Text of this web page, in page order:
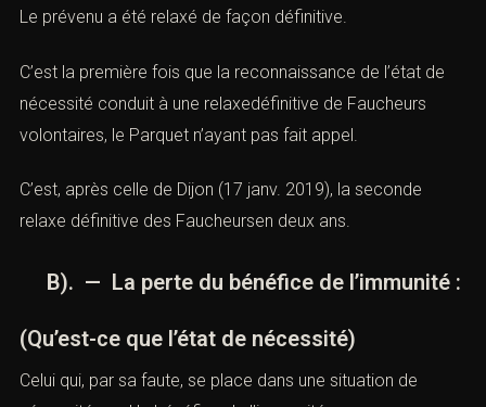
Le prévenu a été relaxé de façon définitive.
C’est la première fois que la reconnaissance de l’état de
nécessité conduit à une relaxedéfinitive de Faucheurs
volontaires, le Parquet n’ayant pas fait appel.
C’est, après celle de Dijon (17 janv. 2019), la seconde
relaxe définitive des Faucheursen deux ans.
B). — La perte du bénéfice de l’immunité :
(Qu’est-ce que l’état de nécessité)
Celui qui, par sa faute, se place dans une situation de